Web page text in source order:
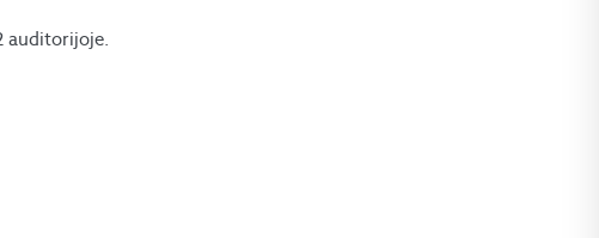
auditorijoje.